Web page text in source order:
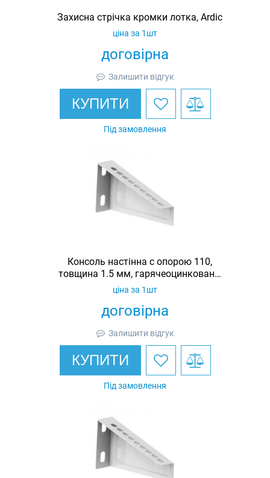
Захисна стрічка кромки лотка, Ardic
договірна
ціна за 1шт
Залишити відгук
КУПИТИ
Під замовлення
Консоль настінна c опорою 110,
товщина 1.5 мм, гарячеоцинкована,
Ardic
договірна
ціна за 1шт
Залишити відгук
КУПИТИ
Під замовлення